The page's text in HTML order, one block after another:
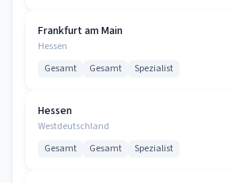
Frankfurt am Main
Hessen
Gesamt Gesamt Spezialist
Hessen
Westdeutschland
Gesamt Gesamt Spezialist